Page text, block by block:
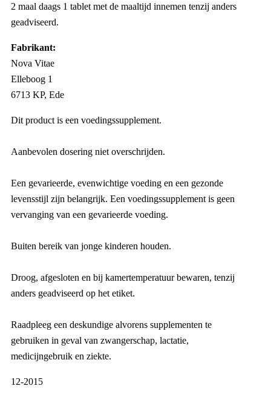
2 maal daags 1 tablet met de maaltijd innemen tenzij anders
geadviseerd.
Fabrikant:
Nova Vitae
Elleboog 1
6713 KP, Ede
Dit product is een voedingssupplement.
Aanbevolen dosering niet overschrijden.
Een gevarieerde, evenwichtige voeding en een gezonde
levensstijl zijn belangrijk. Een voedingssupplement is geen
vervanging van een gevarieerde voeding.
Buiten bereik van jonge kinderen houden.
Droog, afgesloten en bij kamertemperatuur bewaren, tenzij
anders geadviseerd op het etiket.
Raadpleeg een deskundige alvorens supplementen te
gebruiken in geval van zwangerschap, lactatie,
medicijngebruik en ziekte.
12-2015